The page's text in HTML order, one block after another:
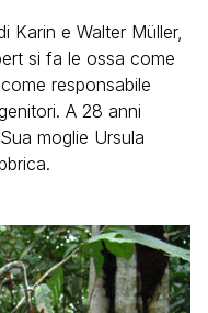
Karin e Walter Müller,
si fa le ossa come
responsabile
A 28 anni
moglie Ursula